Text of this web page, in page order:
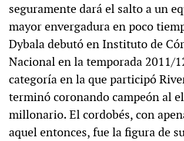
seguramente dará el salto a un
mayor envergadura en poco
Dybala debutó en Instituto de
Nacional en la temporada 2011/
categoría en la que participó
terminó coronando campeón al
millonario. El cordobés, con
aquel entonces, fue la figura de